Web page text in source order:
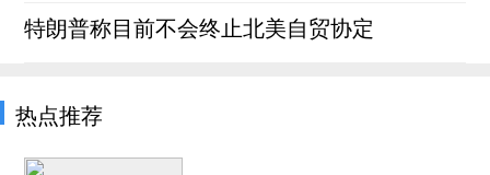
特朗普称目前不会终止北美自贸协定
热点推荐